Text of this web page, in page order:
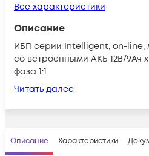
Все характеристики
Описание
ИБП серии Intelligent, on-line,
со встроенными АКБ 12В/9Ач х
фаза 1:1
Читать далее
Описание Характеристики